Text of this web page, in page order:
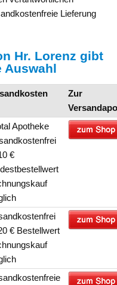
Lieferung
Hr. Lorenz gibt
Auswahl
Zur
Apotheke
€
€ Bestellwert